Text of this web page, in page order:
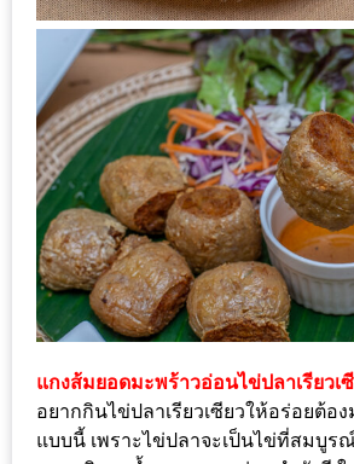
ร้าน
หมู
กระทะ
ทั่ว
เชียงใหม่
งบ
ไม่
บาน
ปลาย
อิ่ม
ลล์
ไม่
เกิน
แกงส้มยอดมะพร้าวอ่อนไข่ปลาเรียวเ
อยากกินไข่ปลาเรียวเซียวให้อร่อยต้อ
แบบนี้ เพราะไข่ปลาจะเป็นไข่ที่สมบูร